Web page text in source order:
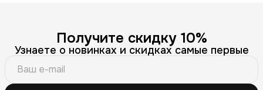
Получите скидку 10%
Узнаете о новинках и скидках самые первые